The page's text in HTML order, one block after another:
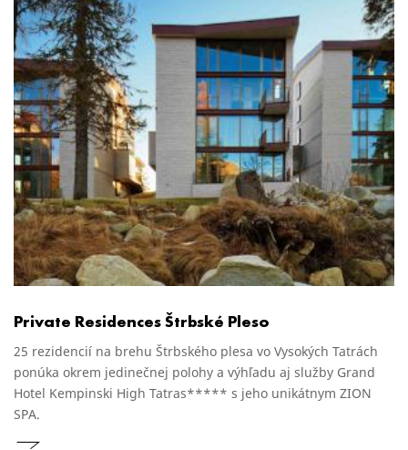
Private Residences Štrbské Pleso
25 rezidencií na brehu Štrbského plesa vo Vysokých Tatrách
ponúka okrem jedinečnej polohy a výhľadu aj služby Grand
Hotel Kempinski High Tatras***** s jeho unikátnym ZION
SPA.